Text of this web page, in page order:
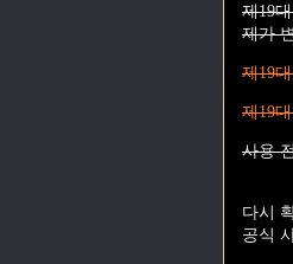
제19
제가
제19
제19
사용
다시
공식